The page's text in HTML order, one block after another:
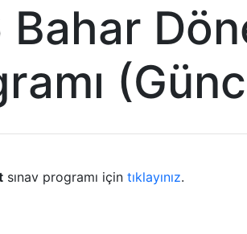
sınav programı için tıklayınız.